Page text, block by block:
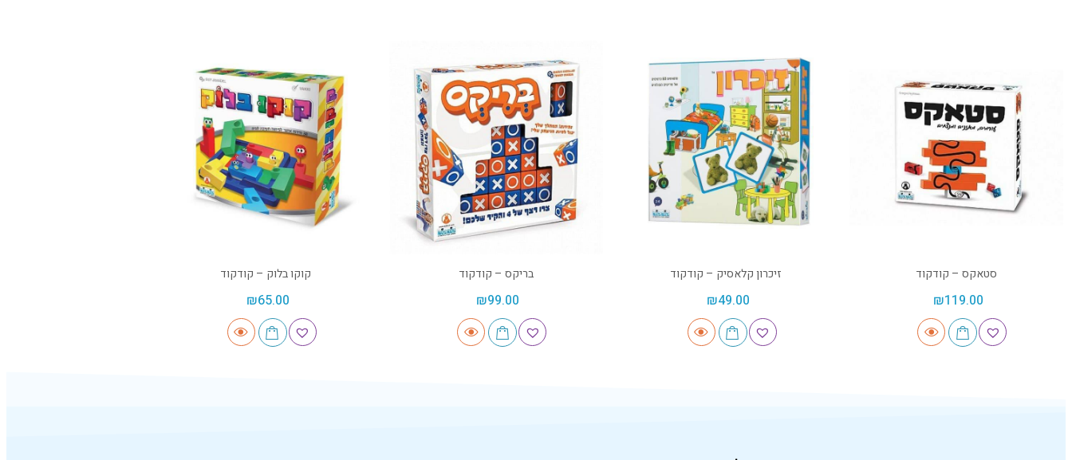
סטאקס – קודקוד
₪119.00
זיכרון קלאסיק – קודקוד
₪49.00
בריקס – קודקוד
₪99.00
קוקו בלוק – קודקוד
₪65.00